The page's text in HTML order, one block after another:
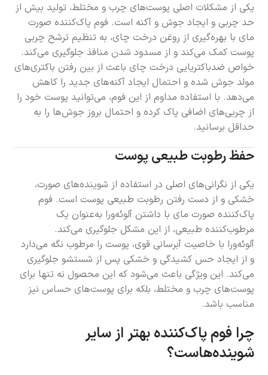
یکی از مشکلات اصلی پوست‌های چرب و مختلط، تولید بیش از
حد چربی و ایجاد جوش و آکنه است. فوم پاک‌کننده صورت
مای با بهره‌گیری از روغن درخت چای، به تنظیم ترشح چربی
پوست کمک می‌کند و از مسدود شدن منافذ جلوگیری می‌کند.
خواص ضدباکتریایی درخت چای باعث از بین رفتن باکتری‌های
مولد جوش شده و احتمال ایجاد آکنه‌های جدید را کاهش
می‌دهد. با استفاده مداوم از این فوم، می‌توانید پوست خود را
از چربی‌های اضافی پاک کرده و احتمال بروز جوش‌ها را به
حداقل برسانید.
حفظ رطوبت طبیعی پوست
یکی از نگرانی‌های اصلی در استفاده از شوینده‌های صورت،
خشکی و از دست رفتن رطوبت طبیعی پوست است. فوم
پاک‌کننده صورت مای با داشتن آلوئه‌ورا به‌عنوان یک
مرطوب‌کننده طبیعی، از این مشکل جلوگیری می‌کند.
آلوئه‌ورا با خاصیت آبرسانی قوی، پوست را مرطوب نگه می‌دارد
و از ایجاد حس کشیدگی و خشکی پس از شستشو جلوگیری
می‌کند. این ویژگی باعث می‌شود که این محصول نه تنها برای
پوست‌های چرب و مختلط، بلکه برای پوست‌های حساس نیز
مناسب باشد.
چرا فوم پاک‌کننده بهتر از سایر
شوینده‌هاست؟